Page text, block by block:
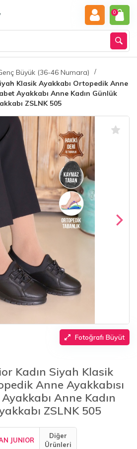
0
Büyük (36-46 Numara)
Klasik Ayakkabı Ortopedik Anne
Ayakkabı Anne Kadın Günlük
ZSLNK 505
Fotoğrafı Büyüt
Kadın Siyah Klasik
Anne Ayakkabısı
Anne Kadın
ZSLNK 505
JUNIOR
Diğer
Ürünleri